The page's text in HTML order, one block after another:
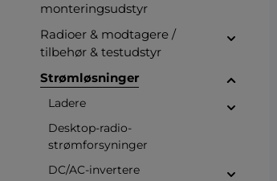
monteringsudstyr
Radioer & modtagere /
tilbehør & testudstyr
Strømløsninger
Ladere
Desktop-radio-
strømforsyninger
DC/AC-invertere